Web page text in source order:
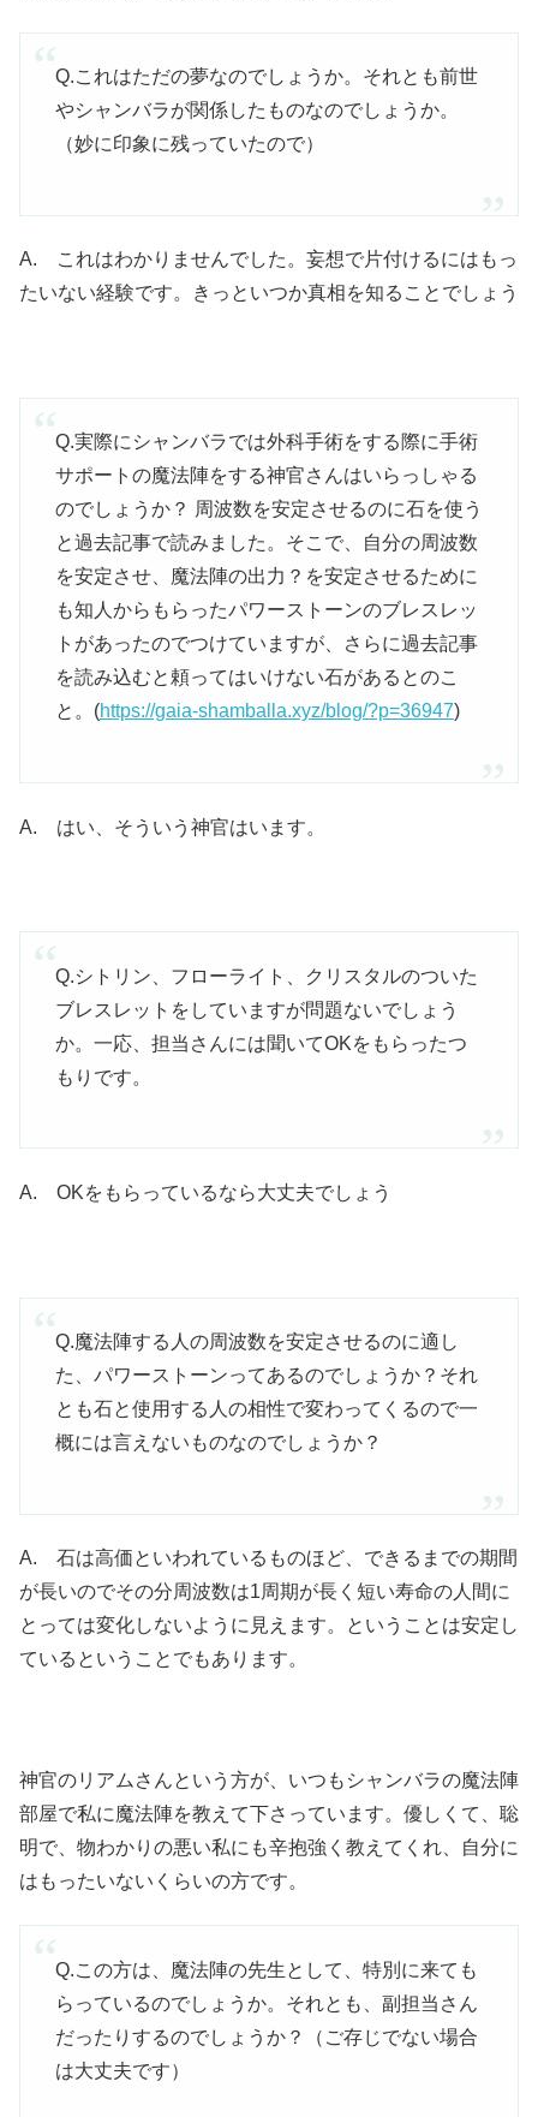
Q.これはただの夢なのでしょうか。それとも前世
やシャンバラが関係したものなのでしょうか。
（妙に印象に残っていたので）
A. これはわかりませんでした。妄想で片付けるにはもっ
たいない経験です。きっといつか真相を知ることでしょう
Q.実際にシャンバラでは外科手術をする際に手術
サポートの魔法陣をする神官さんはいらっしゃる
のでしょうか？ 周波数を安定させるのに石を使う
と過去記事で読みました。そこで、自分の周波数
を安定させ、魔法陣の出力？を安定させるために
も知人からもらったパワーストーンのブレスレッ
トがあったのでつけていますが、さらに過去記事
を読み込むと頼ってはいけない石があるとのこ
と。(https://gaia-shamballa.xyz/blog/?p=36947)
A. はい、そういう神官はいます。
Q.シトリン、フローライト、クリスタルのついた
ブレスレットをしていますが問題ないでしょう
か。一応、担当さんには聞いてOKをもらったつ
もりです。
A. OKをもらっているなら大丈夫でしょう
Q.魔法陣する人の周波数を安定させるのに適し
た、パワーストーンってあるのでしょうか？それ
とも石と使用する人の相性で変わってくるので一
概には言えないものなのでしょうか？
A. 石は高価といわれているものほど、できるまでの期間
が長いのでその分周波数は1周期が長く短い寿命の人間に
とっては変化しないように見えます。ということは安定し
ているということでもあります。
神官のリアムさんという方が、いつもシャンバラの魔法陣
部屋で私に魔法陣を教えて下さっています。優しくて、聡
明で、物わかりの悪い私にも辛抱強く教えてくれ、自分に
はもったいないくらいの方です。
Q.この方は、魔法陣の先生として、特別に来ても
らっているのでしょうか。それとも、副担当さん
だったりするのでしょうか？（ご存じでない場合
は大丈夫です）